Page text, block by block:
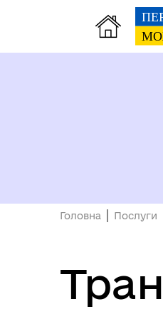
Головна Послуги